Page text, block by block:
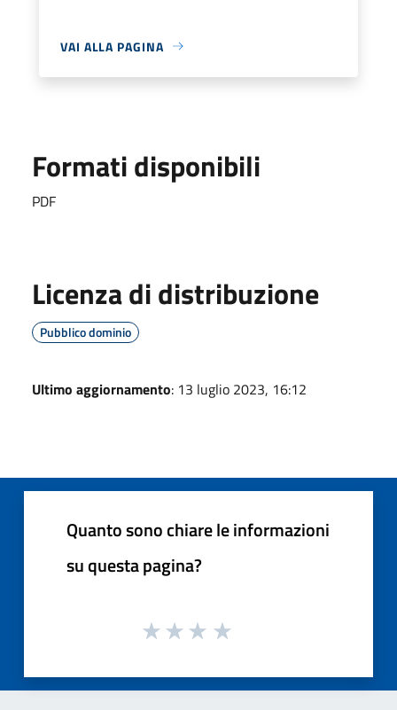
VAI ALLA PAGINA
Formati disponibili
PDF
Licenza di distribuzione
Pubblico dominio
Ultimo aggiornamento: 13 luglio 2023, 16:12
Quanto sono chiare le informazioni
su questa pagina?